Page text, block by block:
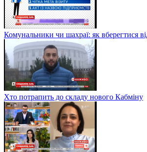
Комунальники чи шахраї: як вберегтися
Хто потрапить до складу нового Кабміну